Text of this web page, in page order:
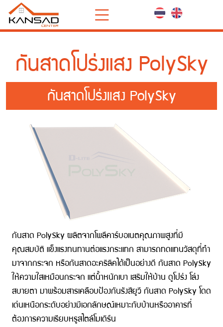
กันสาดโปร่งแสง PolySky
กันสาดโปร่งแสง PolySky
กันสาด PolySky ผลิตจากโพลีคาร์บอเนตคุณภาพสูงที่มี
คุณสมบัติ แข็งแรงทนทานต่อแรงกระแทก สามารถทดแทนวัสดุที่ทำ
มาจากกระจก หรือกันสาดอะคริลิคได้เป็นอย่างดี กันสาด PolySky
ให้ความใสเหมือนกระจก แต่น้ำหนักเบา เสริมให้บ้าน ดูโปร่ง โล่ง
สบายตา มาพร้อมสารเคลือบป้องกันรังสียูวี กันสาด PolySky โดด
เด่นเหนือกระดับอย่างมีเอกลักษณ์เหมาะกับบ้านหรืออาคารที่
ต้องการความเรียบหรูสไตล์โมเดิร์น